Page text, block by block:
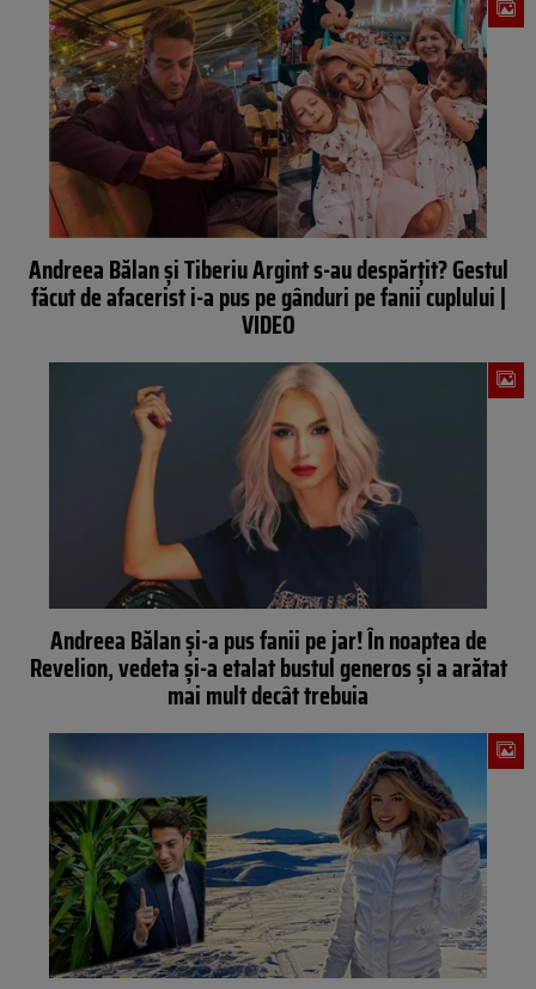
Andreea Bălan și Tiberiu Argint s-au despărțit? Gestul
făcut de afacerist i-a pus pe gânduri pe fanii cuplului |
VIDEO
Andreea Bălan și-a pus fanii pe jar! În noaptea de
Revelion, vedeta și-a etalat bustul generos și a arătat
mai mult decât trebuia